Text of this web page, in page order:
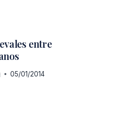
entre
05/01/2014